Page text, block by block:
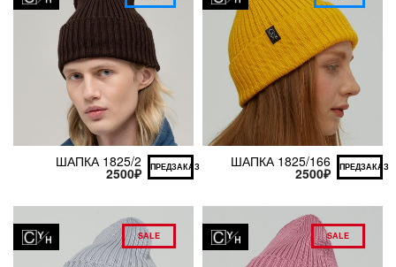
ШАПКА 1825/2
2500₽ ПРЕДЗАКАЗ ШАПКА 1825/166
2500₽ ПРЕДЗАКАЗ
SALE SALE